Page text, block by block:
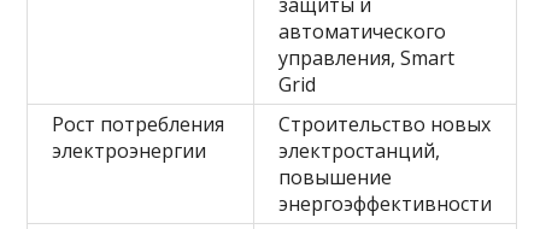
автоматического
управления, Smart
Grid
Рост потребления
электроэнергии
Строительство новых
электростанций,
повышение
энергоэффективности